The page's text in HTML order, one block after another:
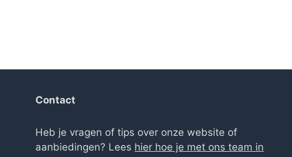
Contact
Heb je vragen of tips over onze website of
aanbiedingen? Lees hier hoe je met ons team in